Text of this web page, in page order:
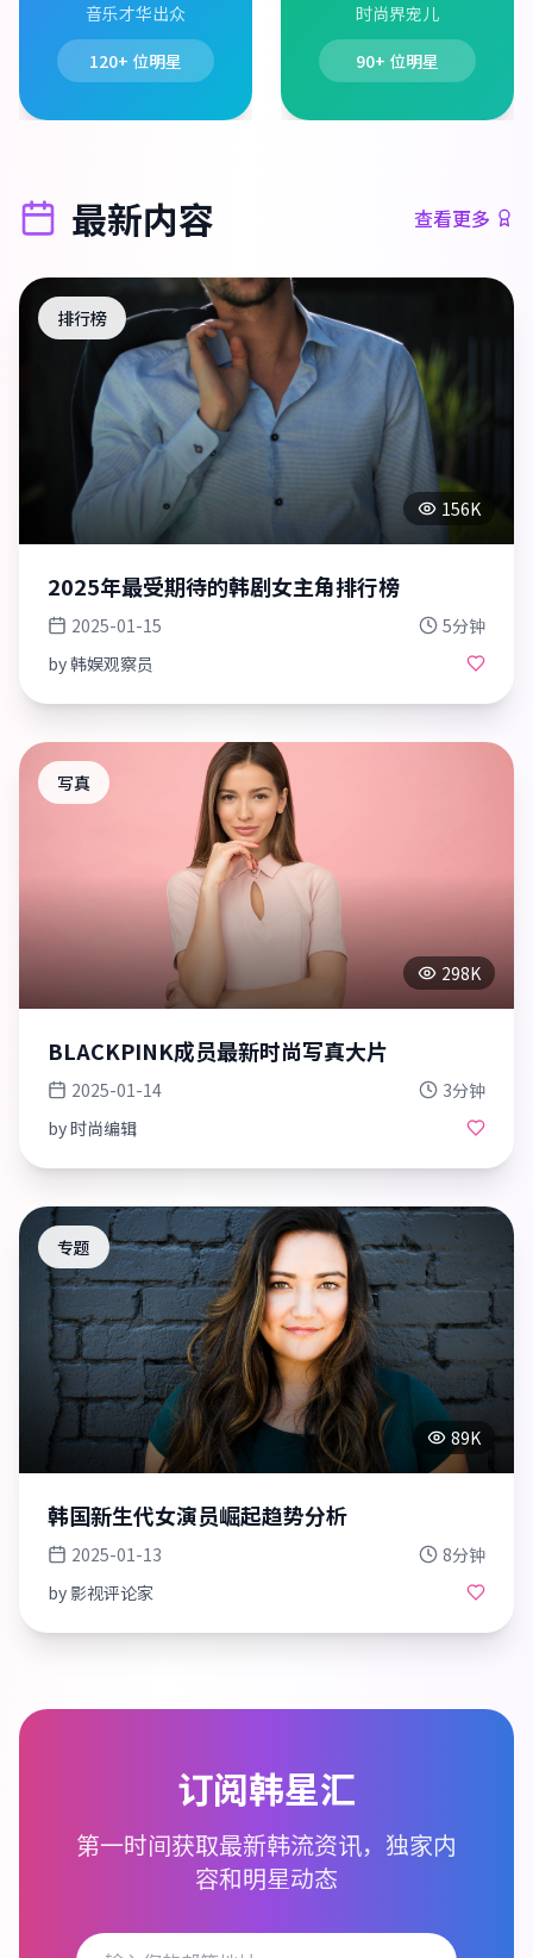
音乐才华出众
120+ 位明星
时尚界宠儿
90+ 位明星
最新内容 查看更多
排行榜
156K
2025年最受期待的韩剧女主角排行榜
2025-01-15
5分钟
by韩娱观察员
写真
298K
BLACKPINK成员最新时尚写真大片
2025-01-14
3分钟
by时尚编辑
专题
89K
韩国新生代女演员崛起趋势分析
2025-01-13
8分钟
by 影视评论家
订阅韩星汇
第一时间获取最新韩流资讯，独家内
容和明星动态